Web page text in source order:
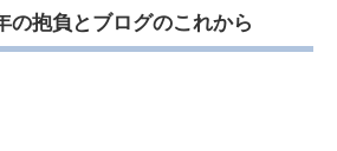
の抱負とブログのこれから